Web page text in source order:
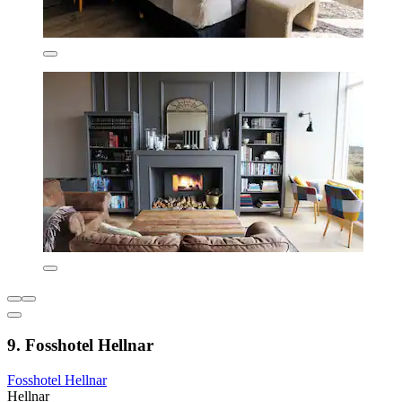
9. Fosshotel Hellnar
Fosshotel Hellnar
Hellnar